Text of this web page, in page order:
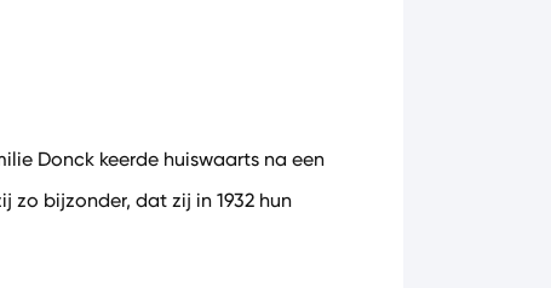
Donck keerde huiswaarts na een
zo bijzonder, dat zij in 1932 hun